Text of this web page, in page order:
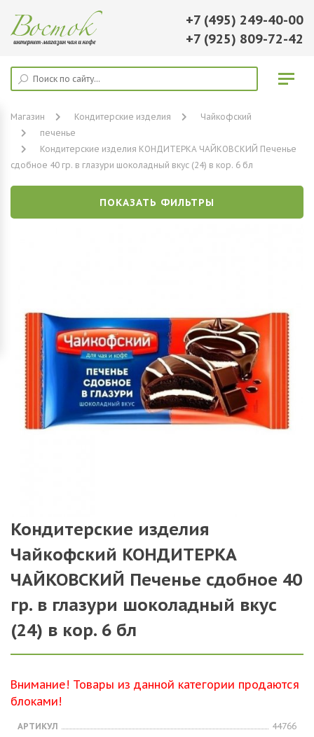
+7 (495) 249-40-00
+7 (925) 809-72-42
Магазин Кондитерские изделия
Чайкофский
печенье
Кондитерские изделия КОНДИТЕРКА ЧАЙКОВСКИЙ Печенье
сдобное 40 гр. в глазури шоколадный вкус (24) в кор. 6 бл
ПОКАЗАТЬ ФИЛЬТРЫ
Кондитерские изделия
Чайкофский КОНДИТЕРКА
ЧАЙКОВСКИЙ Печенье сдобное 40
гр. в глазури шоколадный вкус
(24) в кор. 6 бл
Внимание! Товары из данной категории продаются
блоками!
АРТИКУЛ
44766